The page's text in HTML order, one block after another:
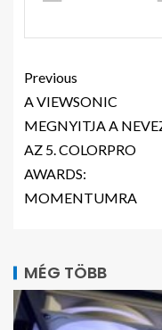
Previous
A VIEWSONIC
MEGNYITJA A
AZ 5. COLORPRO
AWARDS:
MOMENTUMRA
MÉG TÖBB